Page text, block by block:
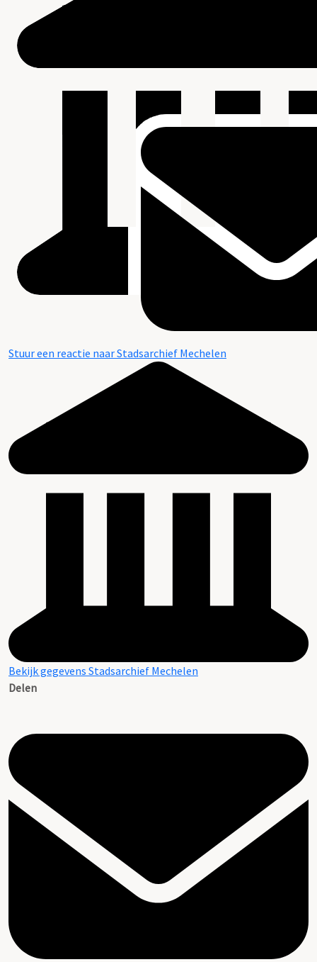
Stuur een reactie naar Stadsarchief Mechelen
Bekijk gegevens Stadsarchief Mechelen
Delen